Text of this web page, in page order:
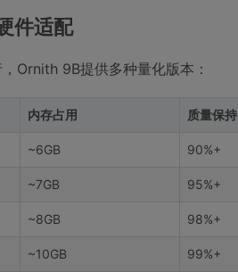
件适配
Ornith 9B提供多种量化版本：
内存占用 质量保持
~6GB 90%+
~7GB 95%+
~8GB 98%+
~10GB 99%+